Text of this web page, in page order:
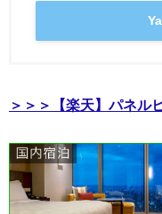
＞＞＞【楽天】パネル